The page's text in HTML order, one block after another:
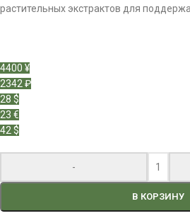
растительных экстрактов для
4400 ¥
2342 ₽
28 $
23 €
42 $
-
В КОРЗИНУ